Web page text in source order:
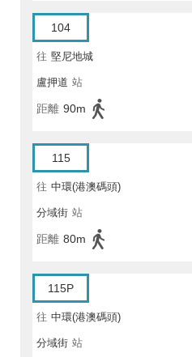
104
往 堅尼地城
盧押道 站
距離 90m
115
往 中環(港澳碼頭)
分域街 站
距離 80m
115P
往 中環(港澳碼頭)
分域街 站